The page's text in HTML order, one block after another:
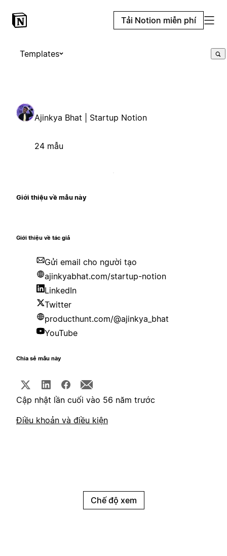
Tải Notion miễn phí
Templates
Ajinkya Bhat | Startup Notion
24 mẫu
Giới thiệu về mẫu này
Giới thiệu về tác giả
Gửi email cho người tạo
ajinkyabhat.com/startup-notion
LinkedIn
Twitter
producthunt.com/@ajinkya_bhat
YouTube
Chia sẻ mẫu này
Cập nhật lần cuối vào 56 năm trước
Điều khoản và điều kiện
Chế độ xem